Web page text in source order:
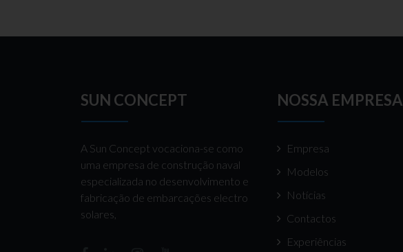
SUN CONCEPT
A Sun Concept vocaciona-se como
uma empresa de construção naval
especializada no desenvolvimento e
fabricação de embarcações electro
solares,
NOSSA EMPRESA
Empresa
Modelos
Notícias
Contactos
Experiências